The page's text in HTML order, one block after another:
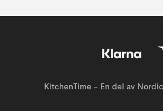
KitchenTime - En del av